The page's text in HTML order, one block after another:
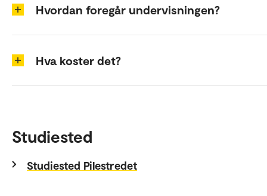
Hvordan foregår undervisningen?
Hva koster det?
Studiested
Studiested Pilestredet